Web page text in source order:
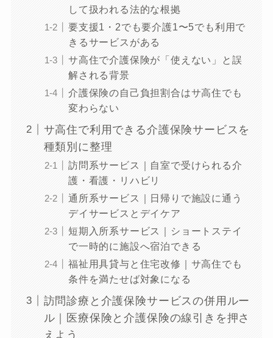
して扱われる法的な根拠
要支援1・2でも要介護1〜5でも利用で
きるサービスがある
サ高住で介護保険が「使えない」と誤
解される背景
介護保険の自己負担割合はサ高住でも
変わらない
サ高住で利用できる介護保険サービスを
種類別に整理
訪問系サービス｜自室で受けられる介
護・看護・リハビリ
通所系サービス｜日帰りで施設に通う
デイサービスとデイケア
短期入所系サービス｜ショートステイ
で一時的に施設へ宿泊できる
福祉用具貸与と住宅改修｜サ高住でも
条件を満たせば対象になる
訪問診療と介護保険サービスの併用ルー
ル｜医療保険と介護保険の線引きを押さ
えよう